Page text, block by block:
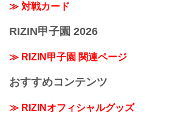
≫ 対戦カード
RIZIN甲子園 2026
≫ RIZIN甲子園 関連ページ
おすすめコンテンツ
≫ RIZINオフィシャルグッズ